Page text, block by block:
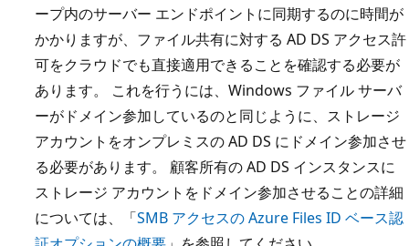
ープ内のサーバー エンドポイントに同期するのに時間が
かかりますが、ファイル共有に対する AD DS アクセス許
可をクラウドでも直接適用できることを確認する必要が
あります。 これを行うには、Windows ファイル サーバ
ーがドメイン参加しているのと同じように、ストレージ
アカウントをオンプレミスの AD DS にドメイン参加させ
る必要があります。 顧客所有の AD DS インスタンスに
ストレージ アカウントをドメイン参加させることの詳細
については、「SMB アクセスの Azure Files ID ベース認